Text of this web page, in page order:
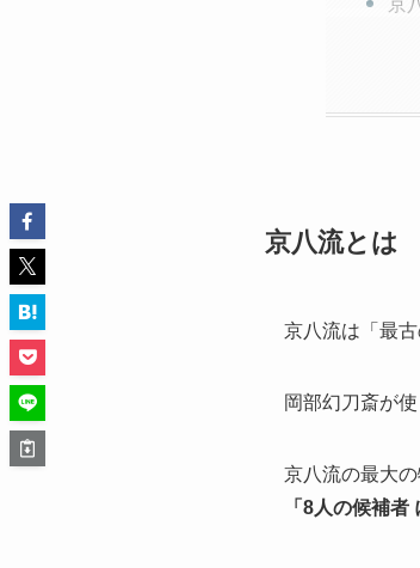
京
京八流とは
京八流は「最
岡部幻刀斎が
京八流の最大の
「8人の候補